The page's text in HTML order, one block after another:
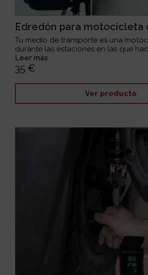
Edredón para motocicleta
Tu medio de transporte es una
durante las estaciones en las que
Leer más
35 €
Ver producto